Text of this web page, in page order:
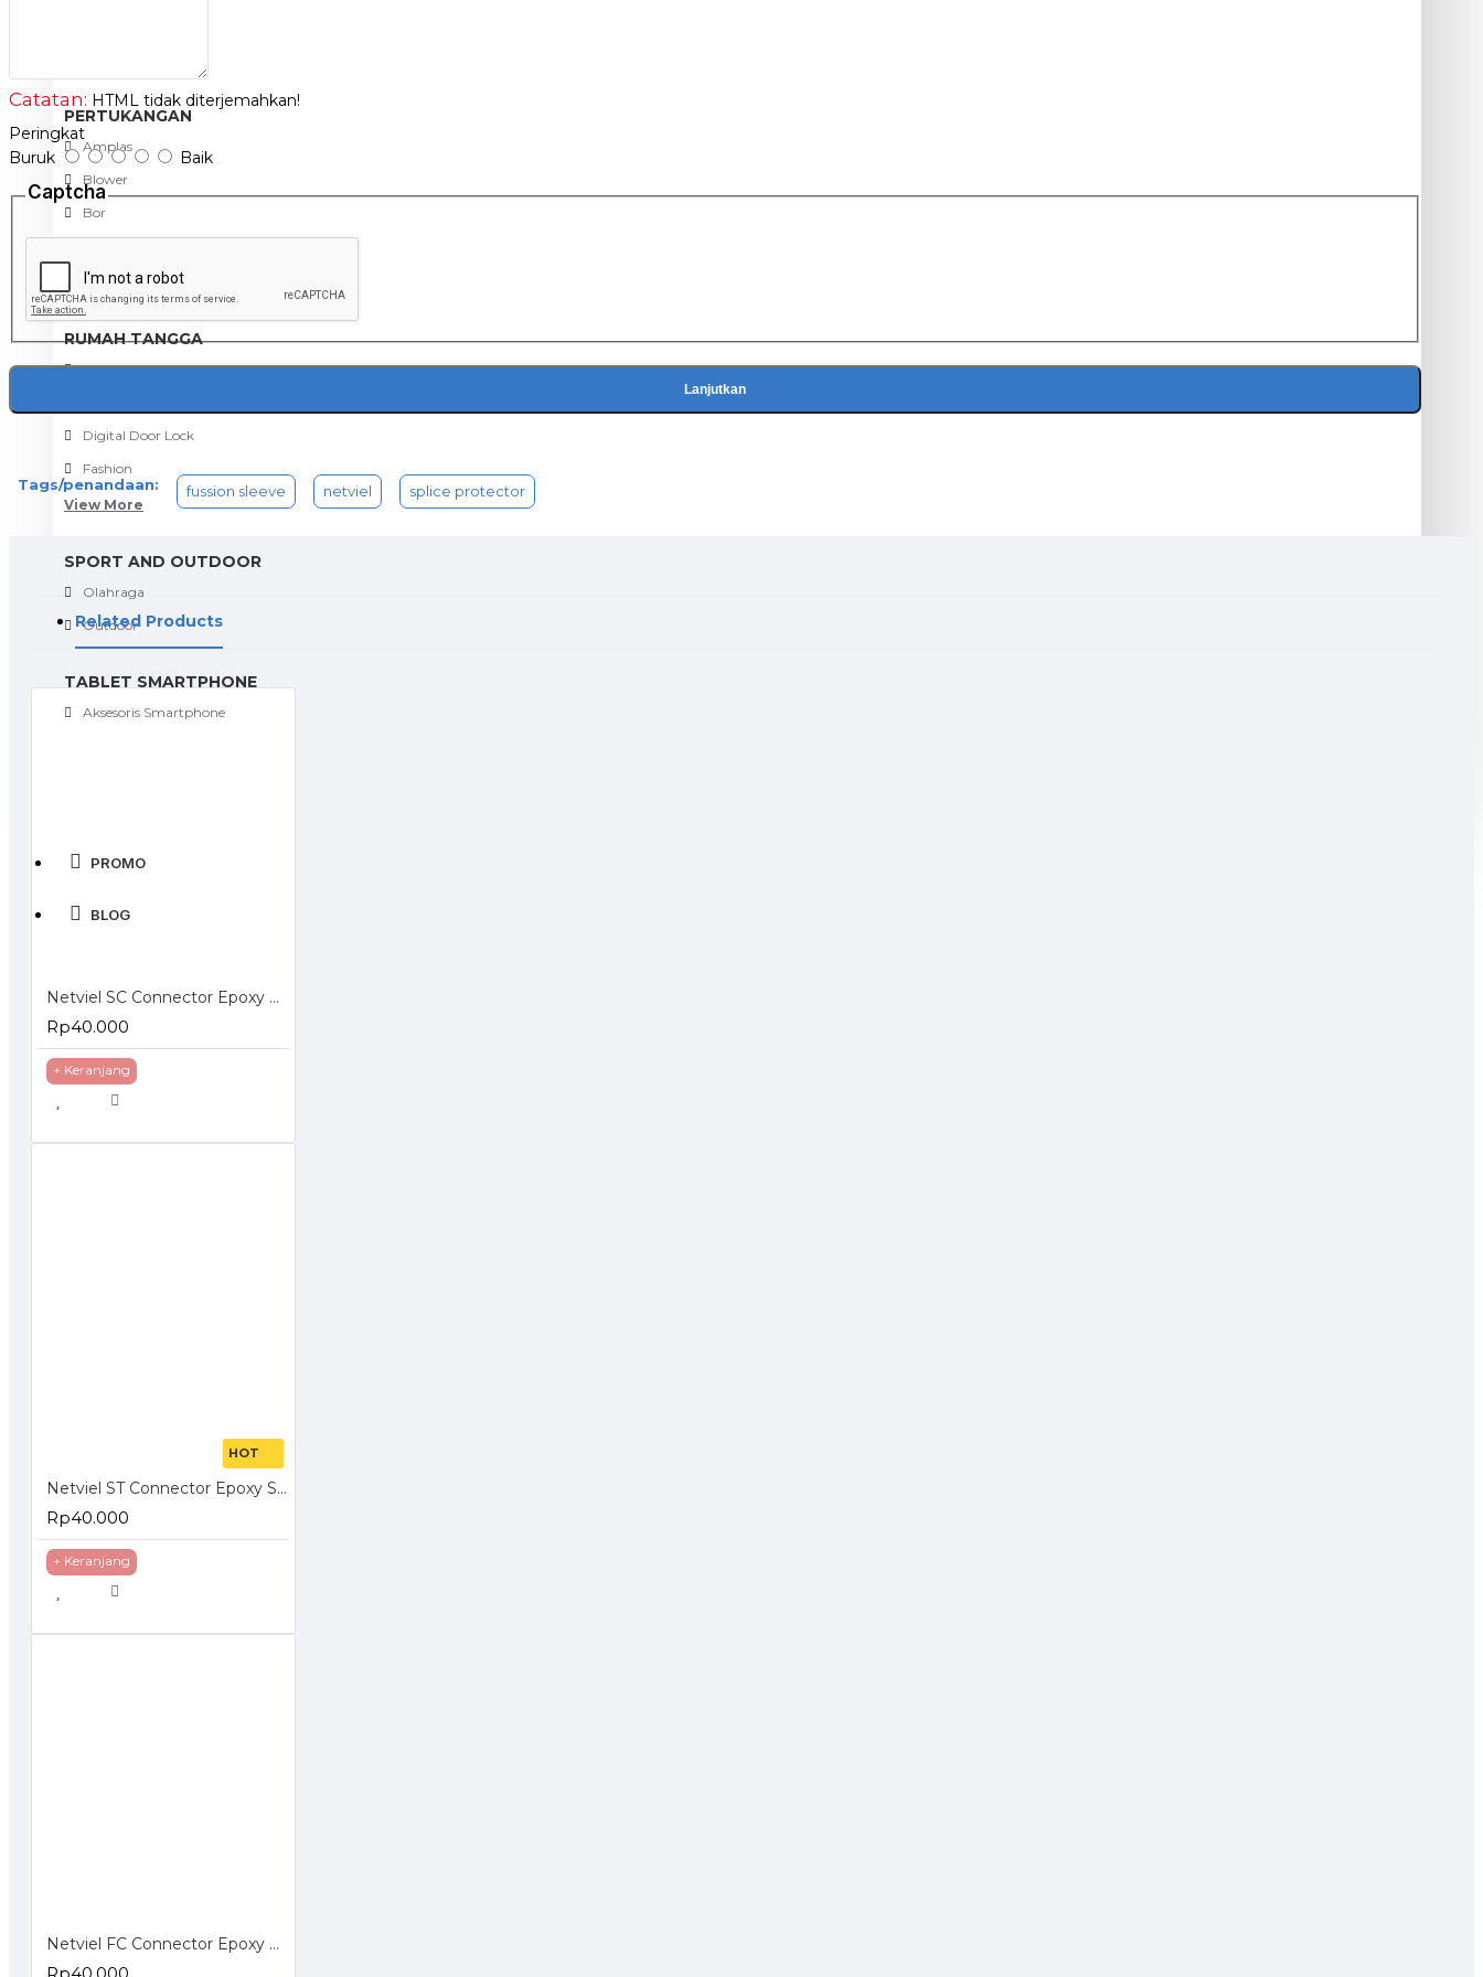
PERTUKANGAN
Amplas
Blower
Bor
View More
RUMAH TANGGA
Cable Ties
Digital Door Lock
Fashion
View More
SPORT AND OUTDOOR
Olahraga
Outdoor
TABLET SMARTPHONE
Aksesoris Smartphone
PROMO
BLOG
Catatan: HTML tidak diterjemahkan!
Peringkat
Buruk
Baik
Captcha
Lanjutkan
Tags/penandaan: fussion sleeve netviel splice protector
Related Products
Netviel SC Connector Epoxy Simplex
Rp40.000
+ Keranjang
HOT
Netviel ST Connector Epoxy Simplex
Rp40.000
+ Keranjang
Netviel FC Connector Epoxy Simplex